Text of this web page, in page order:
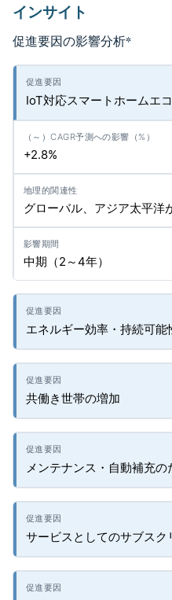
インサイト
促進要因の影響分析*
IoT対応スマートホームエ
+2.8%
グローバル、アジア太平洋
中期（2～4年）
エネルギー効率・持続可能
共働き世帯の増加
メンテナンス・自動補充の
サービスとしてのサブスク